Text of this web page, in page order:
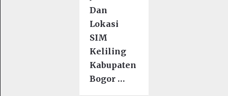
Dan
Lokasi
SIM
Keliling
Kabupaten
Bogor …